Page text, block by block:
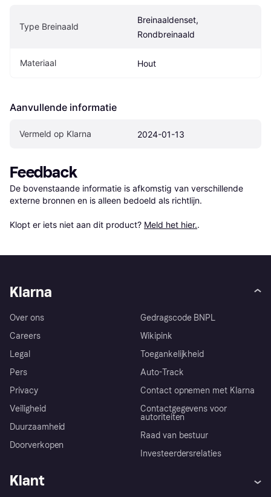
Type Breinaald
Breinaaldenset,
Rondbreinaald
Materiaal Hout
Aanvullende informatie
Vermeld op Klarna 2024-01-13
Feedback
De bovenstaande informatie is afkomstig van verschillende
externe bronnen en is alleen bedoeld als richtlijn.
Klopt er iets niet aan dit product? Meld het hier..
Klarna
Over ons
Careers
Legal
Pers
Privacy
Veiligheid
Duurzaamheid
Doorverkopen
Gedragscode BNPL
Wikipink
Toegankelijkheid
Auto-Track
Contact opnemen met Klarna
Contactgegevens voor
autoriteiten
Raad van bestuur
Investeerdersrelaties
Klant